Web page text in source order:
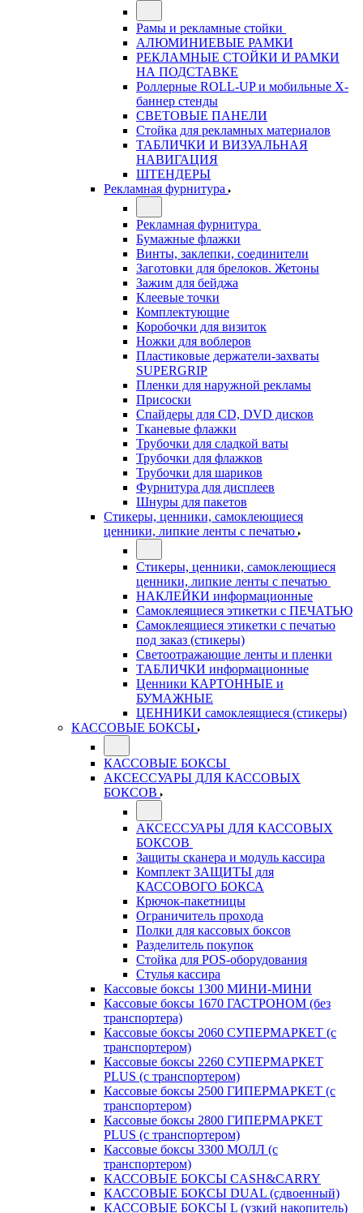
Рамы и рекламные стойки
АЛЮМИНИЕВЫЕ РАМКИ
РЕКЛАМНЫЕ СТОЙКИ И РАМКИ
НА ПОДСТАВКЕ
Роллерные ROLL-UP и мобильные X-
баннер стенды
СВЕТОВЫЕ ПАНЕЛИ
Стойка для рекламных материалов
ТАБЛИЧКИ И ВИЗУАЛЬНАЯ
НАВИГАЦИЯ
ШТЕНДЕРЫ
Рекламная фурнитура
Рекламная фурнитура
Бумажные флажки
Винты, заклепки, соединители
Заготовки для брелоков. Жетоны
Зажим для бейджа
Клеевые точки
Комплектующие
Коробочки для визиток
Ножки для воблеров
Пластиковые держатели-захваты
SUPERGRIP
Пленки для наружной рекламы
Присоски
Спайдеры для CD, DVD дисков
Тканевые флажки
Трубочки для сладкой ваты
Трубочки для флажков
Трубочки для шариков
Фурнитура для дисплеев
Шнуры для пакетов
Стикеры, ценники, самоклеющиеся
ценники, липкие ленты с печатью
Стикеры, ценники, самоклеющиеся
ценники, липкие ленты с печатью
НАКЛЕЙКИ информационные
Самоклеящиеся этикетки с ПЕЧАТЬЮ
Самоклеящиеся этикетки с печатью
под заказ (стикеры)
Светоотражающие ленты и пленки
ТАБЛИЧКИ информационные
Ценники КАРТОННЫЕ и
БУМАЖНЫЕ
ЦЕННИКИ самоклеящиеся (стикеры)
КАССОВЫЕ БОКСЫ
КАССОВЫЕ БОКСЫ
АКСЕССУАРЫ ДЛЯ КАССОВЫХ
БОКСОВ
АКСЕССУАРЫ ДЛЯ КАССОВЫХ
БОКСОВ
Защиты сканера и модуль кассира
Комплект ЗАЩИТЫ для
КАССОВОГО БОКСА
Крючок-пакетницы
Ограничитель прохода
Полки для кассовых боксов
Разделитель покупок
Стойка для POS-оборудования
Стулья кассира
Кассовые боксы 1300 МИНИ-МИНИ
Кассовые боксы 1670 ГАСТРОНОМ (без
транспортера)
Кассовые боксы 2060 СУПЕРМАРКЕТ (с
транспортером)
Кассовые боксы 2260 СУПЕРМАРКЕТ
PLUS (с транспортером)
Кассовые боксы 2500 ГИПЕРМАРКЕТ (с
транспортером)
Кассовые боксы 2800 ГИПЕРМАРКЕТ
PLUS (с транспортером)
Кассовые боксы 3300 МОЛЛ (с
транспортером)
КАССОВЫЕ БОКСЫ CASH&CARRY
КАССОВЫЕ БОКСЫ DUAL (сдвоенный)
КАССОВЫЕ БОКСЫ L (узкий накопитель)